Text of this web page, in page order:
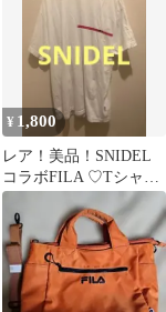
¥ 1,800
レア！美品！SNIDEL
コラボFILA ♡Tシャ
ツ フリーサイズ 白